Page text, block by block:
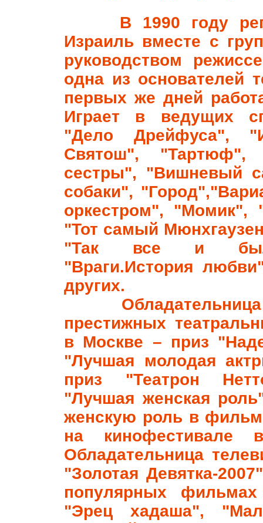
В 1990 году
Израиль вместе с
руководством
одна из основателей
первых же дней
Играет в ведущих
"Дело Дрейфуса",
Святош",
сестры", "Вишневый
собаки",
оркестром",
"Тот самый
"Так все и
"Враги.История
других.
Обладательница
престижных
в Москве – приз
"Лучшая молодая
приз "Театрон
"Лучшая женская
женскую роль в
на кинофестивале
Обладательница
"Золотая Девятка-
популярных
"Эрец хадаша",